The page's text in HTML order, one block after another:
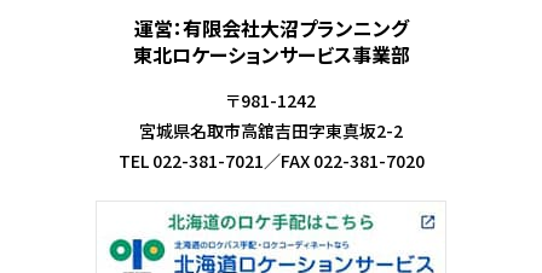
運営：有限会社大沼プランニング
東北ロケーションサービス事業部
〒981-1242
宮城県名取市高舘吉田字東真坂2-2
TEL 022-381-7021／FAX 022-381-7020